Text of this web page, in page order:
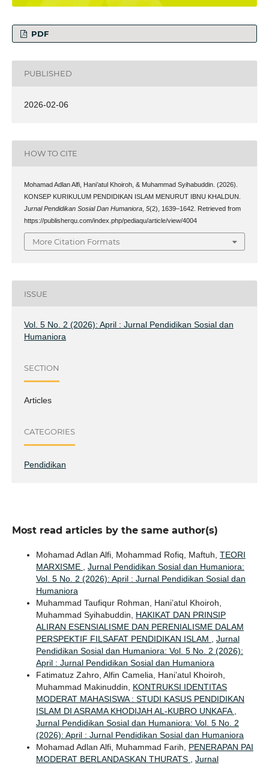
PDF
PUBLISHED
2026-02-06
HOW TO CITE
Mohamad Adlan Alfi, Hani’atul Khoiroh, & Muhammad Syihabuddin. (2026).
KONSEP KURIKULUM PENDIDIKAN ISLAM MENURUT IBNU KHALDUN.
Jurnal Pendidikan Sosial Dan Humaniora, 5(2), 1639–1642. Retrieved from
https://publisherqu.com/index.php/pediaqu/article/view/4004
More Citation Formats
ISSUE
Vol. 5 No. 2 (2026): April : Jurnal Pendidikan Sosial dan
Humaniora
SECTION
Articles
CATEGORIES
Pendidikan
Most read articles by the same author(s)
Mohamad Adlan Alfi, Mohammad Rofiq, Maftuh, TEORI
MARXISME
Jurnal Pendidikan Sosial dan Humaniora:
Vol. 5 No. 2 (2026): April : Jurnal Pendidikan Sosial dan
Humaniora
Muhammad Taufiqur Rohman, Hani’atul Khoiroh,
Muhammad Syihabuddin, HAKIKAT DAN PRINSIP
ALIRAN ESENSIALISME DAN PERENIALISME DALAM
PERSPEKTIF FILSAFAT PENDIDIKAN ISLAM
Jurnal
Pendidikan Sosial dan Humaniora: Vol. 5 No. 2 (2026):
April : Jurnal Pendidikan Sosial dan Humaniora
Fatimatuz Zahro, Alfin Camelia, Hani’atul Khoiroh,
Muhammad Makinuddin, KONTRUKSI IDENTITAS
MODERAT MAHASISWA : STUDI KASUS PENDIDIKAN
ISLAM DI ASRAMA KHODIJAH AL-KUBRO UNKAFA
Jurnal Pendidikan Sosial dan Humaniora: Vol. 5 No. 2
(2026): April : Jurnal Pendidikan Sosial dan Humaniora
Mohamad Adlan Alfi, Muhammad Farih, PENERAPAN PAI
MODERAT BERLANDASKAN THURATS
Jurnal